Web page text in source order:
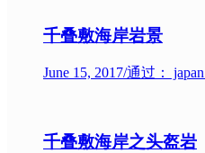
千叠敷海岸岩景
June 15, 2017/通过：
千叠敷海岸之头盔岩